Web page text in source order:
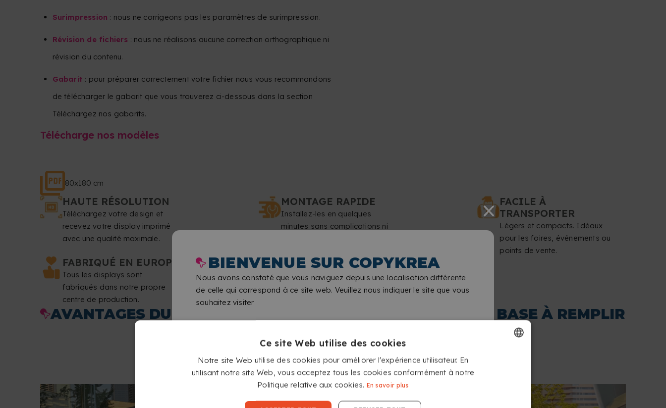
BIENVENUE SUR COPYKREA
Nous avons constaté que vous naviguez depuis une localisation différente
de celle qui correspond à ce site web. Veuillez nous indiquer le site que vous
souhaitez visiter
Surimpression : nous ne corrigeons pas les paramètres de surimpression.
Révision de fichiers : nous ne réalisons aucune correction orthographique ni
révision du contenu.
Gabarit : pour préparer correctement votre fichier nous vous recommandons
de télécharger le gabarit que vous trouverez ci-dessous dans la section
Téléchargez nos gabarits.
Télécharge nos modèles
80x180 cm
HAUTE RÉSOLUTION
Téléchargez votre design et
recevez votre display imprimé
avec une qualité maximale.
MONTAGE RAPIDE
Installez-les en quelques
minutes sans complications ni
FACILE À
TRANSPORTER
Légers et compacts. Idéaux
pour les foires, événements ou
points de vente.
FABRIQUÉ EN EUROPE
Tous les displays sont
fabriqués dans notre propre
centre de production.
AVANTAGES DU X BANNER EXTÉRIEUR SIMPLE FACE AVEC BASE À REMPLIR
Ce site Web utilise des cookies
Notre site Web utilise des cookies pour améliorer l'expérience utilisateur. En
utilisant notre site Web, vous acceptez tous les cookies conformément à notre
Politique relative aux cookies. En savoir plus